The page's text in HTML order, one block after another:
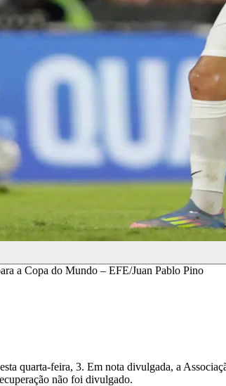
a Copa do Mundo – EFE/Juan Pablo Pino
quarta-feira, 3. Em nota divulgada, a
não foi divulgado.